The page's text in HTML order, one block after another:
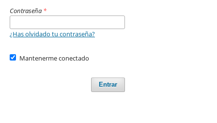
Contraseña *
¿Has olvidado tu contraseña?
Mantenerme conectado
Entrar